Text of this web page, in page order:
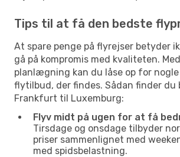
Tips til at få den bedste
At spare penge på flyrejser betyder
gå på kompromis med kvaliteten.
planlægning kan du låse op for
flytilbud, der findes. Sådan finder
Frankfurt til Luxemburg:
Flyv midt på ugen for at få
Tirsdage og onsdage tilbyder
priser sammenlignet med
med spidsbelastning.